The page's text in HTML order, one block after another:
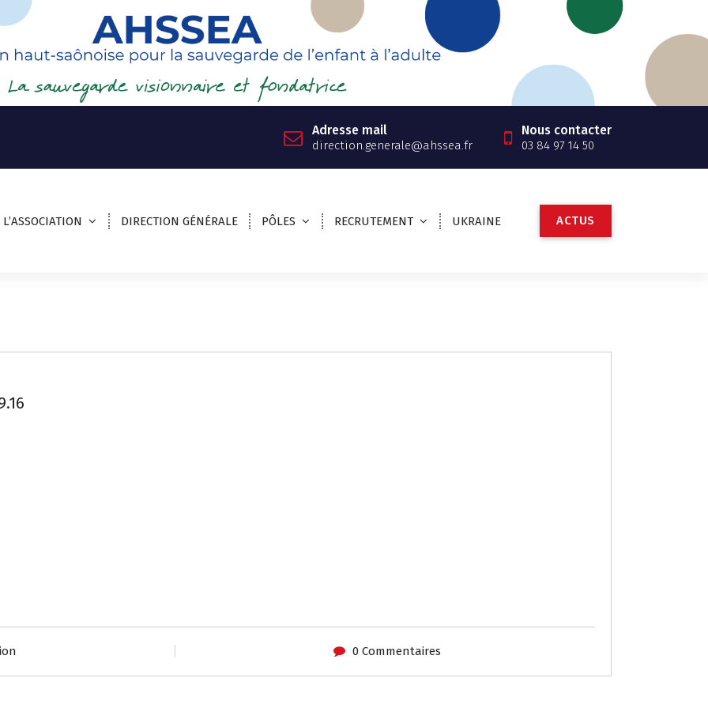
Adresse mail
direction.generale@ahssea.fr
Nous contacter
03 84 97 14 50
L’ASSOCIATION DIRECTION GÉNÉRALE PÔLES RECRUTEMENT UKRAINE ACTUS
0 Commentaires